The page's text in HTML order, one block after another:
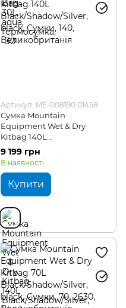
Артикул: ME-008190.01458
Сумка Mountain
Equipment Wet & Dry
Kitbag 140L
Black/Shadow/Silver
9 199 грн
В наявності
Купити